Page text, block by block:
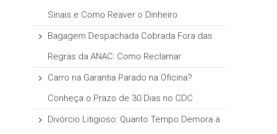
Sinais e Como Reaver o Dinheiro
Bagagem Despachada Cobrada Fora das
Regras da ANAC: Como Reclamar
Carro na Garantia Parado na Oficina?
Conheça o Prazo de 30 Dias no CDC
Divórcio Litigioso: Quanto Tempo Demora a